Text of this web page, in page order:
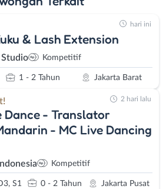
& Lash Extension
Studio Kompetitif
1 - 2 Tahun Jakarta Barat
hari ini
Dance - Translator
- MC Live Dancing
Kompetitif
S1 0 - 2 Tahun Jakarta Pusat
2 hari lalu